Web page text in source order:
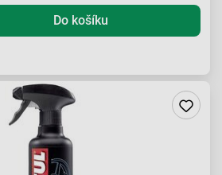
Do košíku